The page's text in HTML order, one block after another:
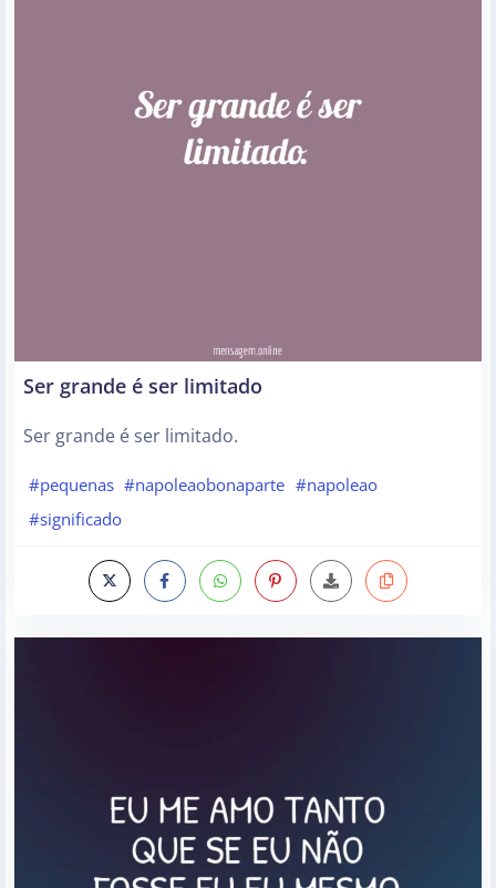
Ser grande é ser limitado
Ser grande é ser limitado.
#pequenas #napoleaobonaparte #napoleao
#significado